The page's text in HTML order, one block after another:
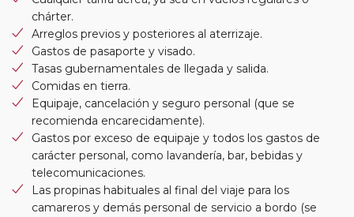
chárter.
Arreglos previos y posteriores al aterrizaje.
Gastos de pasaporte y visado.
Tasas gubernamentales de llegada y salida.
Comidas en tierra.
Equipaje, cancelación y seguro personal (que se
recomienda encarecidamente).
Gastos por exceso de equipaje y todos los gastos de
carácter personal, como lavandería, bar, bebidas y
telecomunicaciones.
Las propinas habituales al final del viaje para los
camareros y demás personal de servicio a bordo (se